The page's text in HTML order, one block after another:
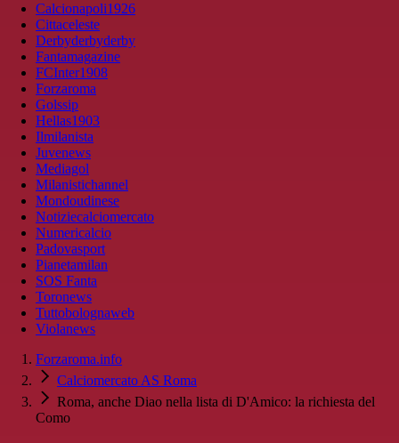
Calcionapoli1926
Cittaceleste
Derbyderbyderby
Fantamagazine
FCInter1908
Forzaroma
Golssip
Hellas1903
Ilmilanista
Juvenews
Mediagol
Milanistichannel
Mondoudinese
Notiziecalciomercato
Numericalcio
Padovasport
Pianetamilan
SOS Fanta
Toronews
Tuttobolognaweb
Violanews
Forzaroma.info
Calciomercato AS Roma
Roma, anche Diao nella lista di D'Amico: la richiesta del
Como